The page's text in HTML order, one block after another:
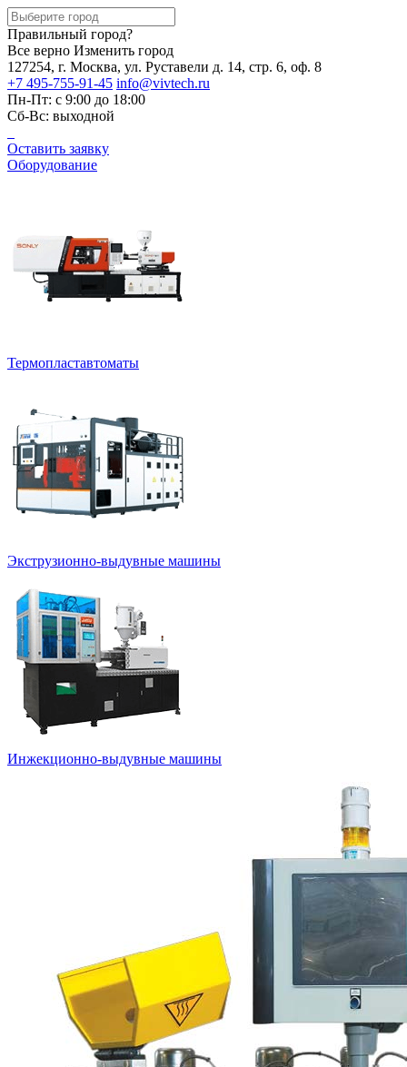
Правильный город?
Все верно Изменить город
127254, г. Москва, ул. Руставели д. 14, стр. 6, оф. 8
+7 495-755-91-45 info@vivtech.ru
Пн-Пт: с 9:00 до 18:00
Сб-Вс: выходной
Оставить заявку
Оборудование
Термопластавтоматы
Экструзионно-выдувные машины
Инжекционно-выдувные машины